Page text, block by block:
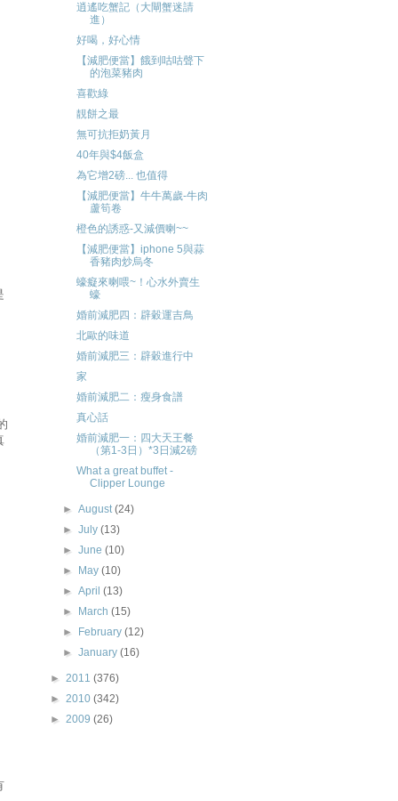
逍遙吃蟹記（大閘蟹迷請
進）
好喝，好心情
【減肥便當】餓到咕咕聲下
的泡菜豬肉
喜歡綠
靚餅之最
無可抗拒奶黃月
40年與$4飯盒
為它增2磅... 也值得
【減肥便當】牛牛萬歲-牛肉
蘆筍卷
橙色的誘惑-又減價喇~~
【減肥便當】iphone 5與蒜
香豬肉炒烏冬
蠔癡來喇喂~！心水外賣生
蠔
婚前減肥四：辟穀運吉鳥
北歐的味道
婚前減肥三：辟穀進行中
家
婚前減肥二：瘦身食譜
真心話
婚前減肥一：四大天王餐
（第1-3日）*3日減2磅
What a great buffet -
Clipper Lounge
►August(24)
►July(13)
►June(10)
►
May(10)
►April(13)
►
March(15)
►
February(12)
►January(16)
► 2011 (376)
► 2010 (342)
► 2009 (26)